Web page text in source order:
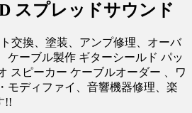
スプレッドサウンド
交換、塗装、アンプ修理、オーバ
ケーブル製作 ギターシールド パッ
スピーカー ケーブルオーダー 、ワ
モディファイ、音響機器修理、楽
!!